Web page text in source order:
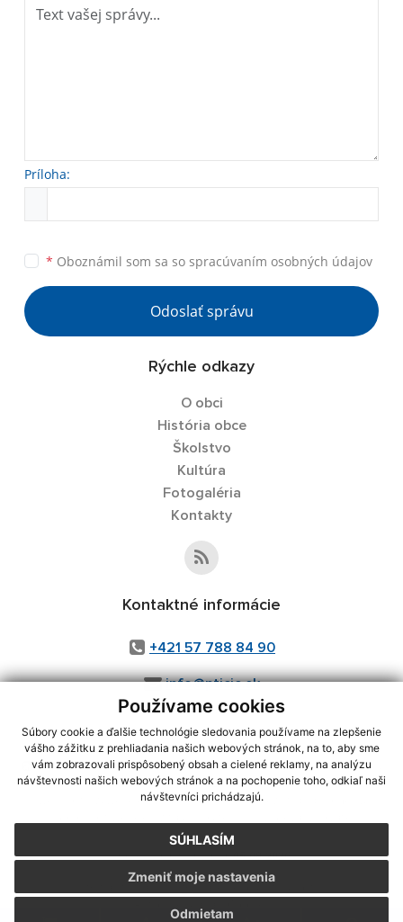
Používame cookies
Súbory cookie a ďalšie technológie sledovania používame na zlepšenie
vášho zážitku z prehliadania našich webových stránok, na to, aby sme
vám zobrazovali prispôsobený obsah a cielené reklamy, na analýzu
návštevnosti našich webových stránok a na pochopenie toho, odkiaľ naši
návštevníci prichádzajú.
SÚHLASÍM
Odmietam
Zmeniť moje nastavenia
Príloha:
* Oboznámil som sa so spracúvaním osobných údajov
Odoslať správu
Rýchle odkazy
O obci
História obce
Školstvo
Kultúra
Fotogaléria
Kontakty
Kontaktné informácie
+421 57 788 84 90
info@pticie.sk
využite možnosť získavania aktuálnych informácií s využitím RSS
CMS systém (redakčný) systém ECHELON 2,Mapa stránok,web portál
webex.digital, s.r.o.,domény,registrácia domény
Posledná aktualizácia:05.08.2026
Vytlačiť stránku|Vyhlásenie o prístupnosti